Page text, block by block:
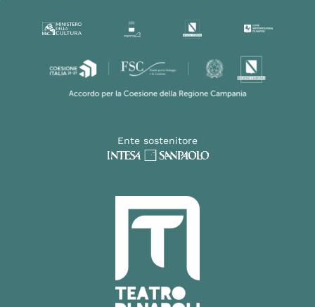
Ente sostenitore